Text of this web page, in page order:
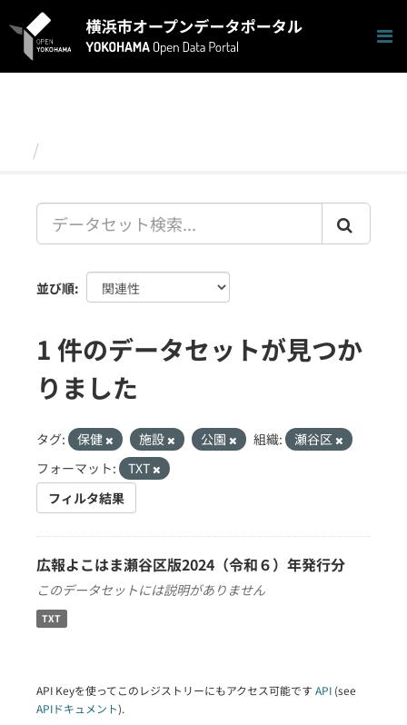
キ
並び順
1 件のデータセットが見つか
りました
タグ: 保健 施設 公園 組織:
瀬谷区
フォーマット:
TXT
フィルタ結果
広報よこはま瀬谷区版2024（令和６）年発行分
このデータセットには説明がありません
TXT
API Keyを使ってこのレジストリーにもアクセス可能です API (see
APIドキュメント).